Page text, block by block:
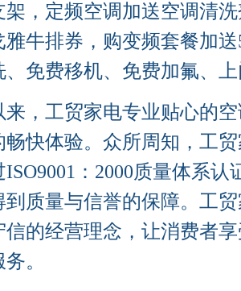
架，定频空调加送空调清
雅牛排券，购变频套餐加
、免费移机、免费加氟、
工贸家电专业贴心的空
畅快体验。众所周知，工
：2000质量体系
到质量与信誉的保障。工
信的经营理念，让消费者
。